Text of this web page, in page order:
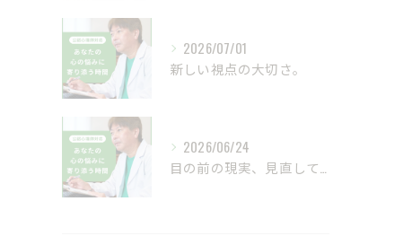
2026/07/01
新しい視点の大切さ。
2026/06/24